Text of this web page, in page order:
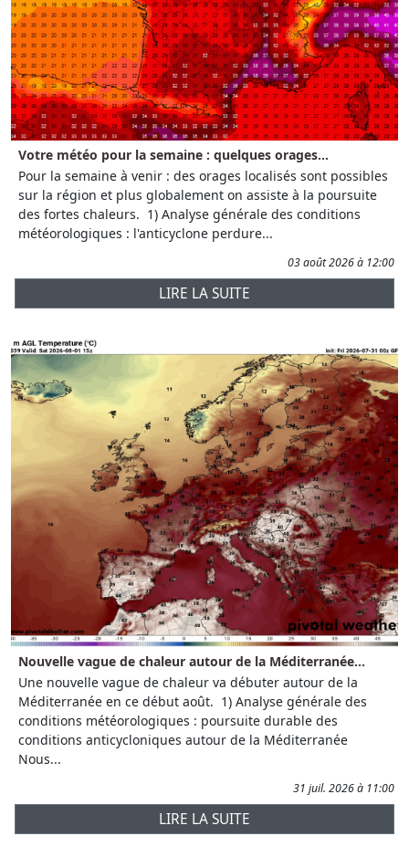
Votre météo pour la semaine : quelques orages...
Pour la semaine à venir : des orages localisés sont possibles
sur la région et plus globalement on assiste à la poursuite
des fortes chaleurs. 1) Analyse générale des conditions
météorologiques : l'anticyclone perdure...
03 août 2026 à 12:00
LIRE LA SUITE
Nouvelle vague de chaleur autour de la Méditerranée...
Une nouvelle vague de chaleur va débuter autour de la
Méditerranée en ce début août. 1) Analyse générale des
conditions météorologiques : poursuite durable des
conditions anticycloniques autour de la Méditerranée
Nous...
31 juil. 2026 à 11:00
LIRE LA SUITE